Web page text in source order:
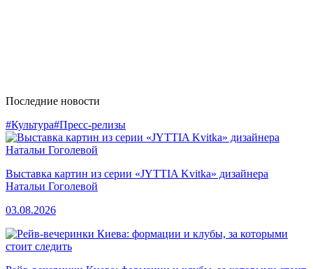
Последние новости
#Культура#Пресс-релизы
Выставка картин из серии «JYTTIA Kvitka» дизайнера
Натальи Гоголевой
03.08.2026